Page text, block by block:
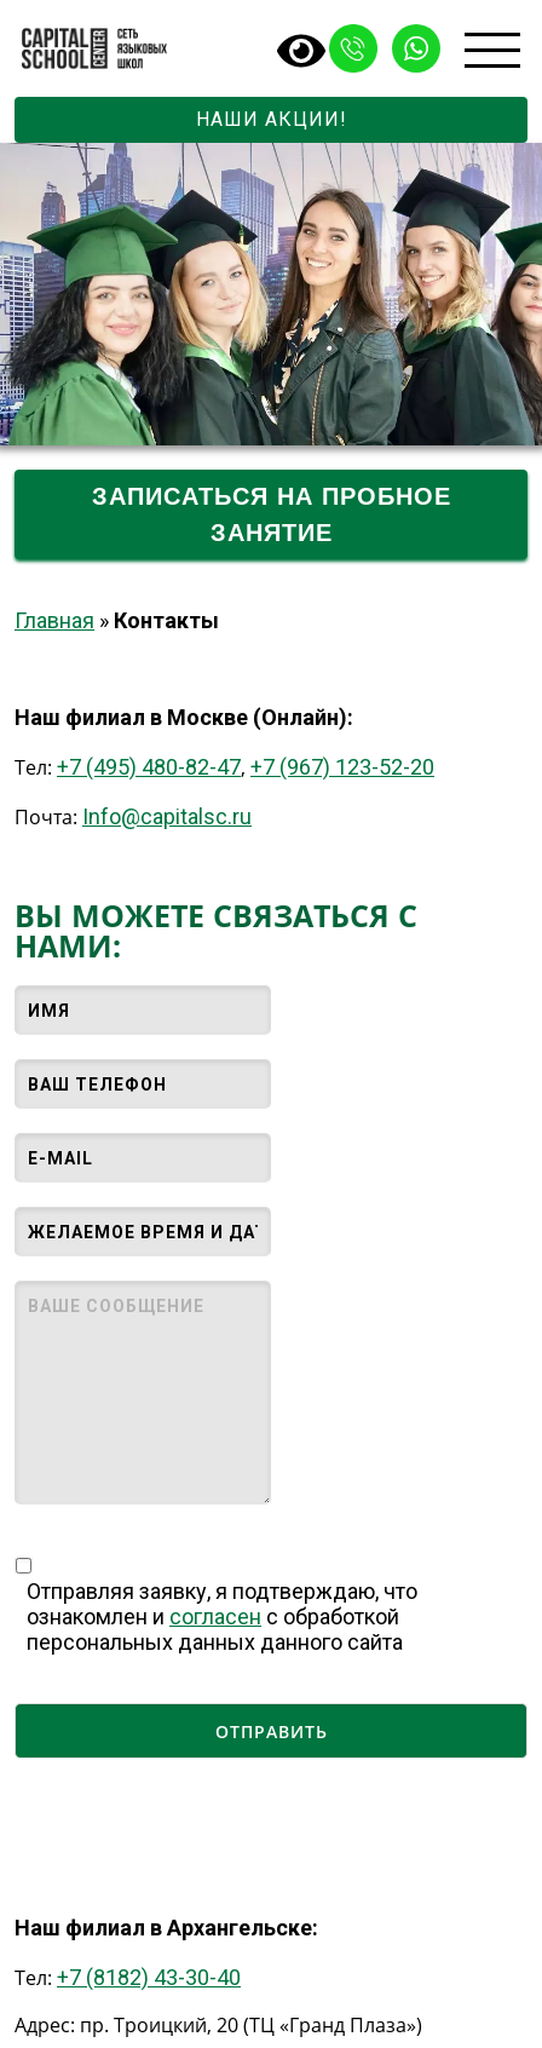
НАШИ АКЦИИ!
ЗАПИСАТЬСЯ НА ПРОБНОЕ
ЗАНЯТИЕ
Главная » Контакты
Наш филиал в Москве (Онлайн):
Тел: +7 (495) 480-82-47, +7 (967) 123-52-20
Почта: Info@capitalsc.ru
ВЫ МОЖЕТЕ СВЯЗАТЬСЯ С
НАМИ:
Отправляя заявку, я подтверждаю, что
ознакомлен и согласен с обработкой
персональных данных данного сайта
Наш филиал в Архангельске:
Тел: +7 (8182) 43-30-40
Адрес: пр. Троицкий, 20 (ТЦ «Гранд Плаза»)